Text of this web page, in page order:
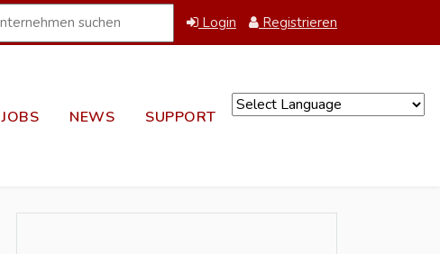
Login Registrieren
JOBS NEWS SUPPORT